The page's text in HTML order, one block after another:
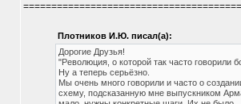
Плотников И.Ю. писал(а):
Дорогие Друзья!
"Революция, о которой так часто говорили
Ну а теперь серьёзно.
Мы очень много говорили и часто о
схему, подсказанную мне выпускником